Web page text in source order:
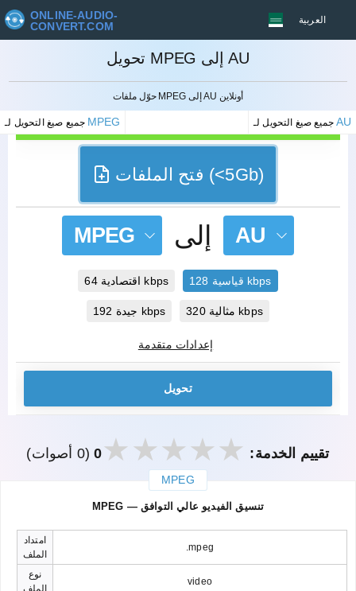
ONLINE-AUDIO-
CONVERT.COM
العربية
تحويل MPEG إلى AU
حوّل ملفات MPEG إلى AU أونلاين
MPEG جميع صيغ التحويل لـAU
إلغاء
فتح الملفات (<5Gb)
MPEG إلى AU
اقتصادية 64 kbps قياسية 128 kbps
جيدة 192 kbps مثالية 320 kbps
إعدادات متقدمة
تحويل
تقييم الخدمة: 0(0 أصوات)
MPEG
MPEG — تنسيق الفيديو عالي التوافق
امتداد
الملف
.mpeg
نوع
الملف
video